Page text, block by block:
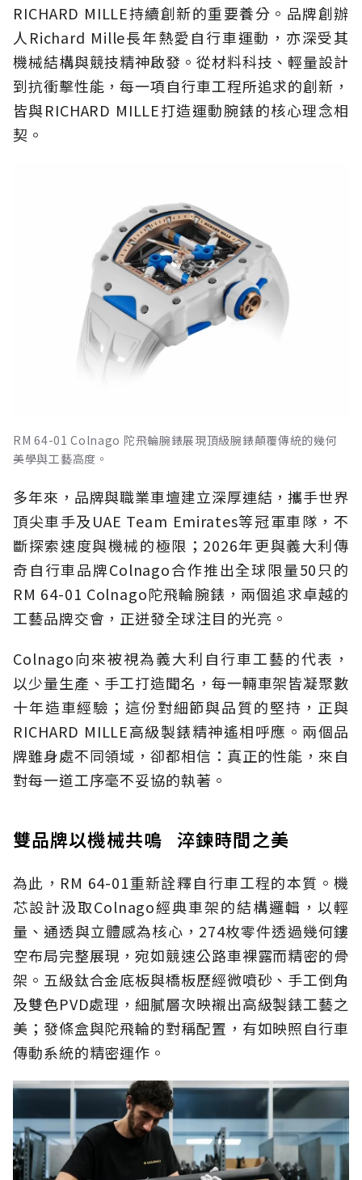
RICHARD MILLE持續創新的重要養分。品牌創辦
人Richard Mille長年熱愛自行車運動，亦深受其
機械結構與競技精神啟發。從材料科技、輕量設計
到抗衝擊性能，每一項自行車工程所追求的創新，
皆與RICHARD MILLE打造運動腕錶的核心理念相
契。
RM 64-01 Colnago 陀飛輪腕錶展現頂級腕錶顛覆傳統的幾何
美學與工藝高度。
多年來，品牌與職業車壇建立深厚連結，攜手世界
頂尖車手及UAE Team Emirates等冠軍車隊，不
斷探索速度與機械的極限；2026年更與義大利傳
奇自行車品牌Colnago合作推出全球限量50只的
RM 64-01 Colnago陀飛輪腕錶，兩個追求卓越的
工藝品牌交會，正迸發全球注目的光亮。
Colnago向來被視為義大利自行車工藝的代表，
以少量生產、手工打造聞名，每一輛車架皆凝聚數
十年造車經驗；這份對細節與品質的堅持，正與
RICHARD MILLE高級製錶精神遙相呼應。兩個品
牌雖身處不同領域，卻都相信：真正的性能，來自
對每一道工序毫不妥協的執著。
雙品牌以機械共鳴 淬鍊時間之美
為此，RM 64-01重新詮釋自行車工程的本質。機
芯設計汲取Colnago經典車架的結構邏輯，以輕
量、通透與立體感為核心，274枚零件透過幾何鏤
空布局完整展現，宛如競速公路車裸露而精密的骨
架。五級鈦合金底板與橋板歷經微噴砂、手工倒角
及雙色PVD處理，細膩層次映襯出高級製錶工藝之
美；發條盒與陀飛輪的對稱配置，有如映照自行車
傳動系統的精密運作。